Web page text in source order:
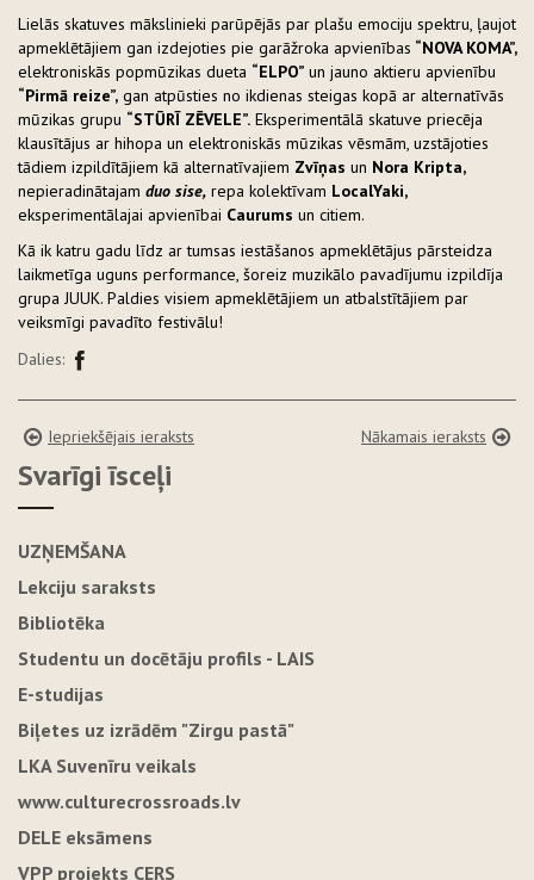
Lielās skatuves mākslinieki parūpējās par plašu emociju spektru, ļaujot
apmeklētājiem gan izdejoties pie garāžroka apvienības “NOVA KOMA”,
elektroniskās popmūzikas dueta “ELPO” un jauno aktieru apvienību
“Pirmā reize”, gan atpūsties no ikdienas steigas kopā ar alternatīvās
mūzikas grupu “STŪRĪ ZĒVELE”. Eksperimentālā skatuve priecēja
klausītājus ar hihopa un elektroniskās mūzikas vēsmām, uzstājoties
tādiem izpildītājiem kā alternatīvajiem Zvīņas un Nora Kripta,
nepieradinātajam duo sise, repa kolektīvam LocalYaki,
eksperimentālajai apvienībai Caurums un citiem.
Kā ik katru gadu līdz ar tumsas iestāšanos apmeklētājus pārsteidza
laikmetīga uguns performance, šoreiz muzikālo pavadījumu izpildīja
grupa JUUK. Paldies visiem apmeklētājiem un atbalstītājiem par
veiksmīgi pavadīto festivālu!
Dalies:
Iepriekšējais ieraksts Nākamais ieraksts
Svarīgi īsceļi
UZŅEMŠANA
Lekciju saraksts
Bibliotēka
Studentu un docētāju profils - LAIS
E-studijas
Biļetes uz izrādēm "Zirgu pastā"
LKA Suvenīru veikals
www.culturecrossroads.lv
DELE eksāmens
VPP projekts CERS